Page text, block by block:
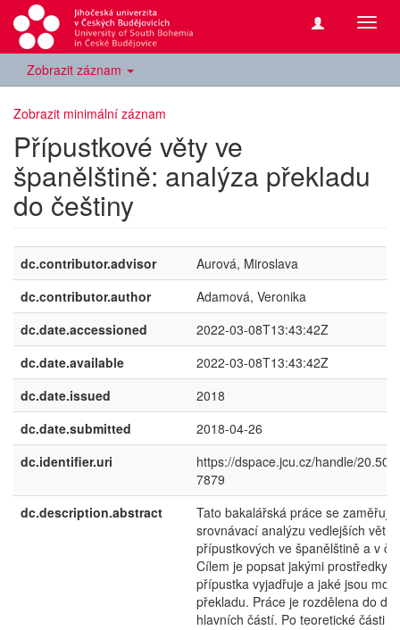
Zobrazit záznam
Zobrazit minimální záznam
Přípustkové věty ve
španělštině: analýza překladu
do češtiny
dc.contributor.advisor
Aurová, Miroslava
dc.contributor.author
Adamová, Veronika
dc.date.accessioned
2022-03-08T13:43:42Z
dc.date.available
2022-03-08T13:43:42Z
dc.date.issued
2018
dc.date.submitted
2018-04-26
dc.identifier.uri
https://dspace.jcu.cz/handle/
7879
dc.description.abstract
Tato bakalářská práce se zaměřuje
srovnávací analýzu vedlejších vět
přípustkových ve španělštině a v
Cílem je popsat jakými prostředky
přípustka vyjadřuje a jaké jsou
překladu. Práce je rozdělena do
hlavních částí. Po teoretické části